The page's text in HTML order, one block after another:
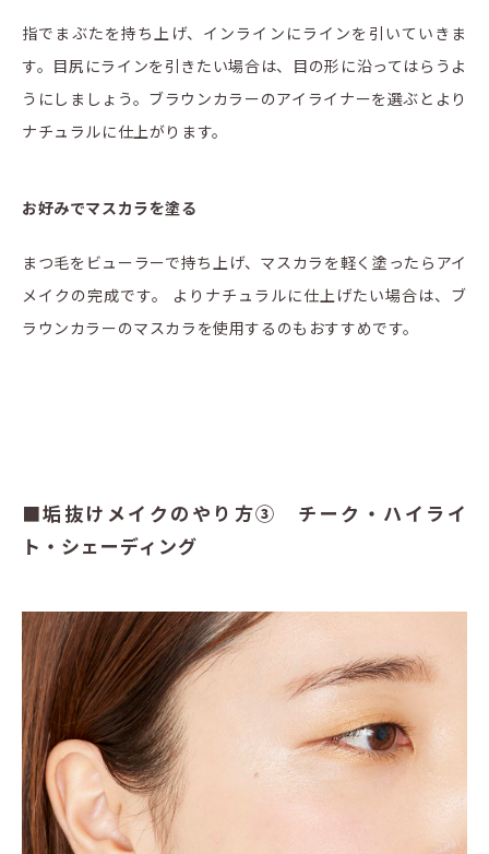
指でまぶたを持ち上げ、インラインにラインを引いていきま
す。目尻にラインを引きたい場合は、目の形に沿ってはらうよ
うにしましょう。ブラウンカラーのアイライナーを選ぶとより
ナチュラルに仕上がります。
お好みでマスカラを塗る
まつ毛をビューラーで持ち上げ、マスカラを軽く塗ったらアイ
メイクの完成です。 よりナチュラルに仕上げたい場合は、ブ
ラウンカラーのマスカラを使用するのもおすすめです。
■垢抜けメイクのやり方③ チーク・ハイライ
ト・シェーディング